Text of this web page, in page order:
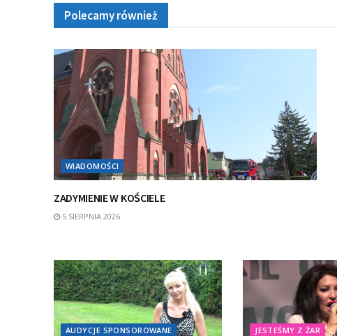
Polecamy również
WIADOMOŚCI
ZADYMIENIE W KOŚCIELE
5 SIERPNIA 2026
AUDYCJE SPONSOROWANE JESTEŚMY Z ŻAR